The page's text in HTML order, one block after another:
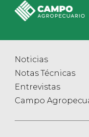
Noticias
Notas Técnicas
Entrevistas
Campo